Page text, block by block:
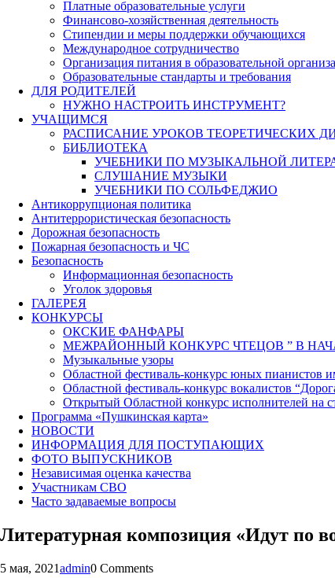
Платные образовательные услуги
Финансово-хозяйственная деятельность
Стипендии и меры поддержки обучающихся
Международное сотрудничество
Организация питания в образовательной
Образовательные стандарты и требования
ДЛЯ РОДИТЕЛЕЙ
НУЖНО НАСТРОИТЬ ИНСТРУМЕНТ?
УЧАЩИМСЯ
РАСПИСАНИЕ УРОКОВ ТЕОРЕТИЧЕСКИХ
БИБЛИОТЕКА
УЧЕБНИКИ ПО МУЗЫКАЛЬНОЙ
СЛУШАНИЕ МУЗЫКИ
УЧЕБНИКИ ПО СОЛЬФЕДЖИО
Антикоррупционая политика
Антитеррористическая безопасность
Дорожная безопасность
Пожарная безопасность и ЧС
Безопасность
Информационная безопасность
Уголок здоровья
ГАЛЕРЕЯ
КОНКУРСЫ
ОКСКИЕ ФАНФАРЫ
МЕЖРАЙОННЫЙ КОНКУРС ЧТЕЦОВ ” В
Музыкальные узоры
Областной фестиваль-конкурс юных
Областной фестиваль-конкурс вокалистов
Открытый Областной конкурс исполнителей на
Программа «Пушкинская карта»
НОВОСТИ
ИНФОРМАЦИЯ ДЛЯ ПОСТУПАЮЩИХ
ФОТО ВЫПУСКНИКОВ
Независимая оценка качества
Участникам СВО
Часто задаваемые вопросы
Литературная композиция «Идут по
5 мая, 2021admin0 Comments